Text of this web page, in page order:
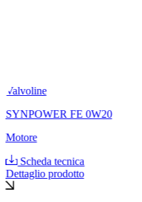
Valvoline
SYNPOWER FE 0W20
Motore
Scheda tecnica
Dettaglio prodotto